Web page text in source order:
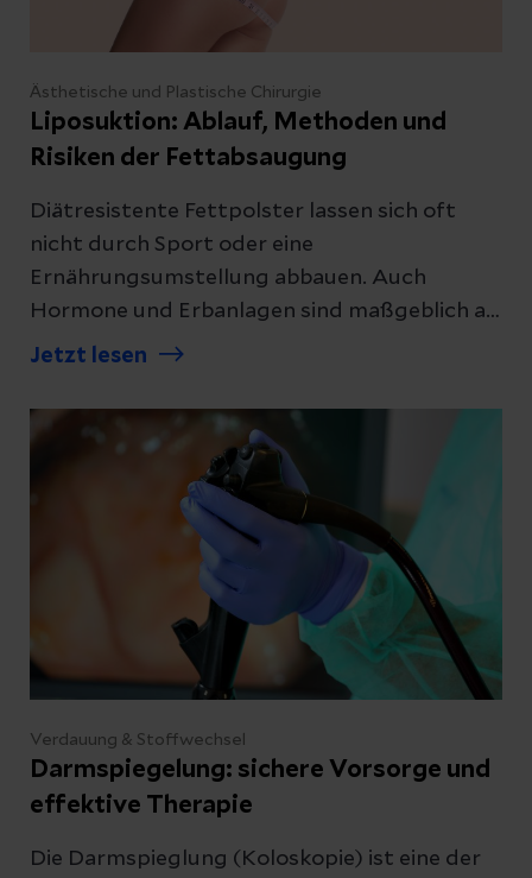
Ästhetische und Plastische Chirurgie
Liposuktion: Ablauf, Methoden und
Risiken der Fettabsaugung
Diätresistente Fettpolster lassen sich oft
nicht durch Sport oder eine
Ernährungsumstellung abbauen. Auch
Hormone und Erbanlagen sind maßgeblich an
der Fettverteilung im Körper beteiligt. Durch
bestimmten Stellen des Körpers entfernt
werden. Welche Möglichkeiten es gibt und
was nach der Operation wichtig ist, haben wir
in diesem Beitrag zusammengefasst.
Jetzt lesen
Verdauung & Stoffwechsel
Darmspiegelung: sichere Vorsorge und
effektive Therapie
Die Darmspieglung (Koloskopie) ist eine der